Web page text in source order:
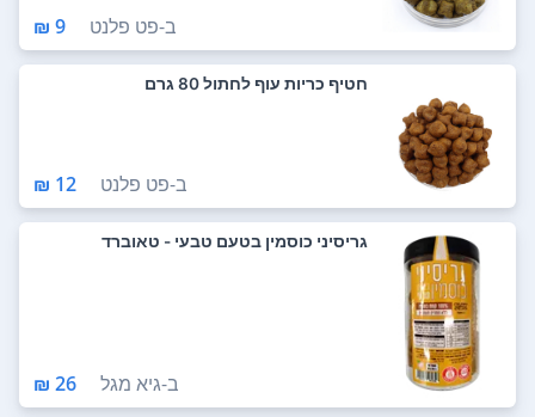
ב-פט פלנט 9 ₪
חטיף כריות עוף לחתול 80 גרם
ב-פט פלנט 12 ₪
גריסיני כוסמין בטעם טבעי - טאוברד
ב-גיא מגל 26 ₪